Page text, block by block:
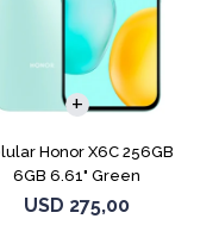
Honor X6C 256GB
6GB 6.61" Green
USD 275,00
COMPARAR